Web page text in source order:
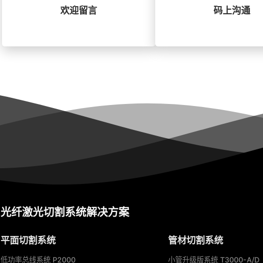
欢迎留言 码上沟通
光纤激光切割系统解决方案
平面切割系统
低功率总线系统 P2000
管材切割系统
小管升级版系统 T3000-A/D